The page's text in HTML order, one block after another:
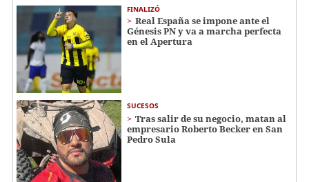
FINALIZÓ
Real España se impone ante el
Génesis PN y va a marcha perfecta
en el Apertura
SUCESOS
Tras salir de su negocio, matan al
empresario Roberto Becker en San
Pedro Sula